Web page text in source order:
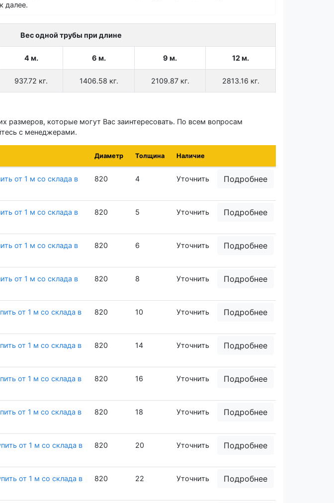
далее.
Вес одной трубы при длине
4 м. 6 м. 9 м. 12 м.
937.72 кг. 1406.58 кг. 2109.87 кг. 2813.16 кг.
размеров, которые могут Вас заинтересовать. По всем вопросам
с менеджерами.
Диаметр Толщина Наличие
от 1 м со склада в
820 4 Уточнить Подробнее
от 1 м со склада в
820 5 Уточнить Подробнее
от 1 м со склада в
820 6 Уточнить Подробнее
от 1 м со склада в
820 8 Уточнить Подробнее
от 1 м со склада в
820 10 Уточнить Подробнее
от 1 м со склада в
820 14 Уточнить Подробнее
от 1 м со склада в
820 16 Уточнить Подробнее
от 1 м со склада в
820 18 Уточнить Подробнее
от 1 м со склада в
820 20 Уточнить Подробнее
от 1 м со склада в
820 22 Уточнить Подробнее